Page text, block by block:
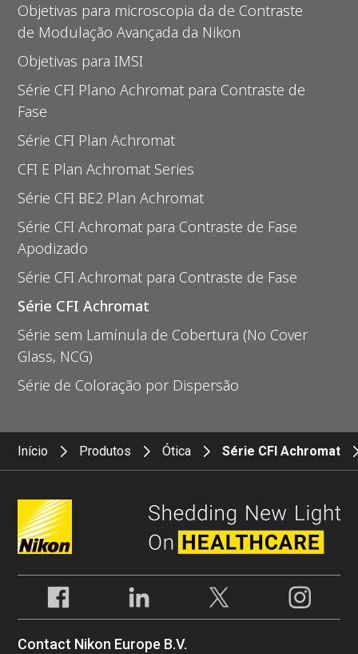
Objetivas para microscopia da de Contraste
de Modulação Avançada da Nikon
Objetivas para IMSI
Série CFI Plano Achromat para Contraste de
Fase
Série CFI Plan Achromat
CFI E Plan Achromat Series
Série CFI BE2 Plan Achromat
Série CFI Achromat para Contraste de Fase
Apodizado
Série CFI Achromat para Contraste de Fase
Série CFI Achromat
Série sem Lamínula de Cobertura (No Cover
Glass, NCG)
Série de Coloração por Dispersão
Início Produtos Ótica Série CFI Achromat
Contact Nikon Europe B.V.